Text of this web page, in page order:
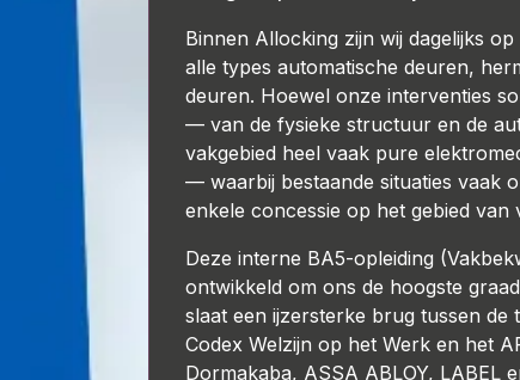
Binnen Allocking zijn wij dagelijks
alle types automatische deuren,
deuren. Hoewel onze interventies
— van de fysieke structuur en de
vakgebied heel vaak pure
— waarbij bestaande situaties vaak
enkele concessie op het gebied van
Deze interne BA5-opleiding
ontwikkeld om ons de hoogste
slaat een ijzersterke brug tussen de
Codex Welzijn op het Werk en het
Dormakaba, ASSA ABLOY, LABEL